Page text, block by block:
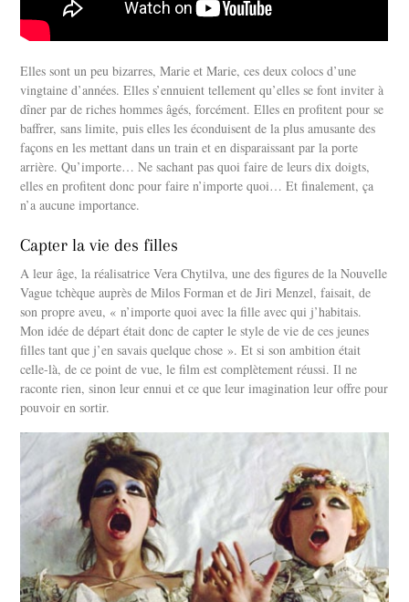
Elles sont un peu bizarres, Marie et Marie, ces deux colocs d’une
vingtaine d’années. Elles s’ennuient tellement qu’elles se font inviter à
dîner par de riches hommes âgés, forcément. Elles en profitent pour se
baffrer, sans limite, puis elles les éconduisent de la plus amusante des
façons en les mettant dans un train et en disparaissant par la porte
arrière. Qu’importe… Ne sachant pas quoi faire de leurs dix doigts,
elles en profitent donc pour faire n’importe quoi… Et finalement, ça
n’a aucune importance.
Capter la vie des filles
A leur âge, la réalisatrice Vera Chytilva, une des figures de la Nouvelle
Vague tchèque auprès de Milos Forman et de Jiri Menzel, faisait, de
son propre aveu, « n’importe quoi avec la fille avec qui j’habitais.
Mon idée de départ était donc de capter le style de vie de ces jeunes
filles tant que j’en savais quelque chose ». Et si son ambition était
celle-là, de ce point de vue, le film est complètement réussi. Il ne
raconte rien, sinon leur ennui et ce que leur imagination leur offre pour
pouvoir en sortir.